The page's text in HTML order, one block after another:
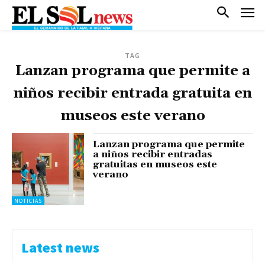
TAG
Lanzan programa que permite a
niños recibir entrada gratuita en
museos este verano
NOTICIAS
Lanzan programa que permite
a niños recibir entradas
gratuitas en museos este
verano
Latest news